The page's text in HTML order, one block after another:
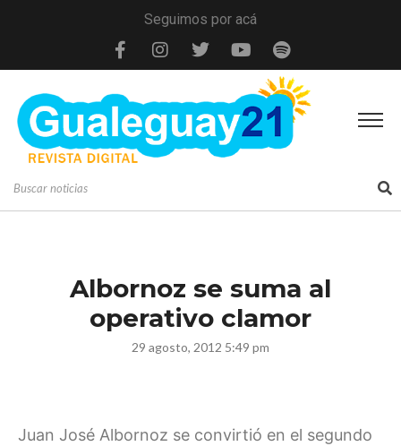
Seguimos por acá
Albornoz se suma al
operativo clamor
29 agosto, 2012 5:49 pm
Juan José Albornoz se convirtió en el segundo